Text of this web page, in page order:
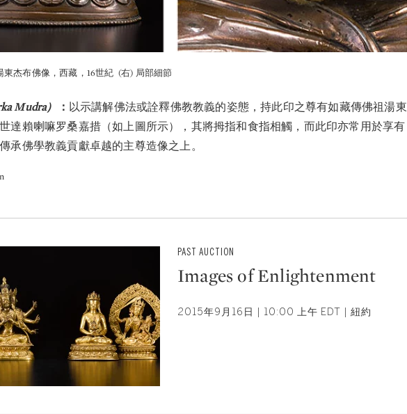
東杰布佛像，西藏，16世紀 (右) 局部細節
Mudra） ： 以示講解佛法或詮釋佛教教義的姿態，持此印之尊有如藏傳佛祖湯東
達賴喇嘛罗桑嘉措（如上圖所示），其將拇指和食指相觸，而此印亦常用於享有
承佛學教義貢獻卓越的主尊造像之上。
PAST AUCTION
Images of Enlightenment
2015年9月16日 | 10:00 上午 EDT | 紐約